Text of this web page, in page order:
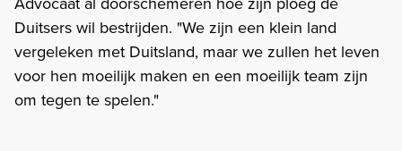
Duitsers wil bestrijden. "We zijn een klein land
vergeleken met Duitsland, maar we zullen het leven
voor hen moeilijk maken en een moeilijk team zijn
om tegen te spelen."